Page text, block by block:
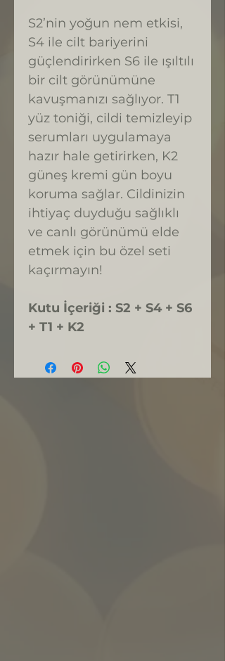
S2’nin yoğun nem etkisi,
S4 ile cilt bariyerini
güçlendirirken S6 ile ışıltılı
bir cilt görünümüne
kavuşmanızı sağlıyor. T1
yüz toniği, cildi temizleyip
serumları uygulamaya
hazır hale getirirken, K2
güneş kremi gün boyu
koruma sağlar. Cildinizin
ihtiyaç duyduğu sağlıklı
ve canlı görünümü elde
etmek için bu özel seti
kaçırmayın!
Kutu İçeriği : S2 + S4 + S6
+ T1 + K2